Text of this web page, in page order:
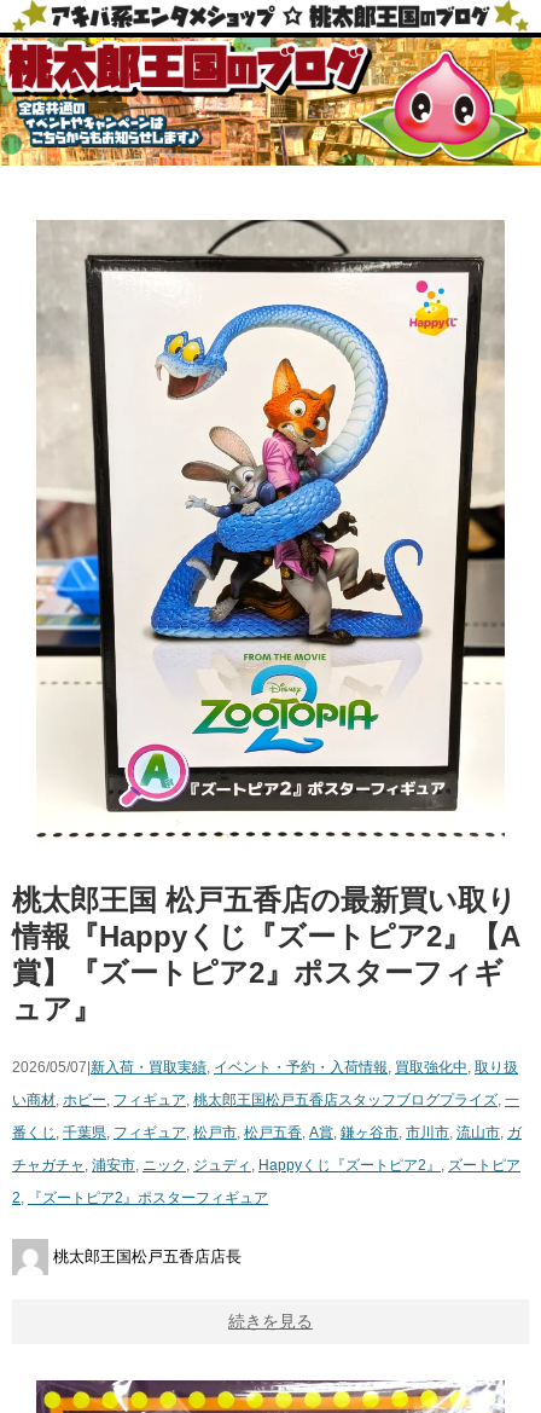
桃太郎王国 松戸五香店の最新買い取り
情報『Happyくじ『ズートピア2』【A
賞】『ズートピア2』ポスターフィギ
ュア』
2026/05/07|新入荷・買取実績 イベント・予約・入荷情報 買取強化中 取り扱
い商材 ホビー フィギュア 桃太郎王国松戸五香店スタッフブログプライズ 一
番くじ 千葉県 フィギュア 松戸市 松戸五香 A賞 鎌ヶ谷市 市川市 流山市 ガ
チャガチャ 浦安市 ニック ジュディ Happyくじ『ズートピア2』
ズートピア
2
『ズートピア2』ポスターフィギュア
桃太郎王国松戸五香店店長
続きを見る